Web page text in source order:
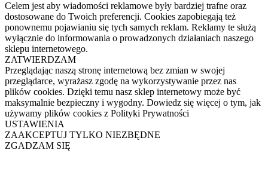
Celem jest aby wiadomości reklamowe były bardziej trafne oraz
dostosowane do Twoich preferencji. Cookies zapobiegają też
ponownemu pojawianiu się tych samych reklam. Reklamy te służą
wyłącznie do informowania o prowadzonych działaniach naszego
sklepu internetowego.
ZATWIERDZAM
Przeglądając naszą stronę internetową bez zmian w swojej
przeglądarce, wyrażasz zgodę na wykorzystywanie przez nas
plików cookies. Dzięki temu nasz sklep internetowy może być
maksymalnie bezpieczny i wygodny. Dowiedz się więcej o tym, jak
używamy plików cookies z Polityki Prywatności
USTAWIENIA
ZAAKCEPTUJ TYLKO NIEZBĘDNE
ZGADZAM SIĘ